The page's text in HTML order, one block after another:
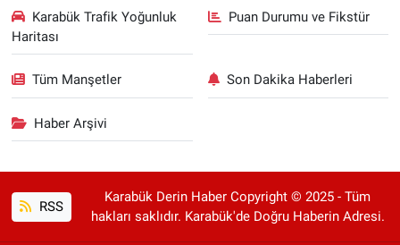
Karabük Trafik Yoğunluk
Haritası
Puan Durumu ve Fikstür
Tüm Manşetler Son Dakika Haberleri
Haber Arşivi
RSS
Karabük Derin Haber Copyright © 2025 - Tüm
hakları saklıdır. Karabük'de Doğru Haberin Adresi.